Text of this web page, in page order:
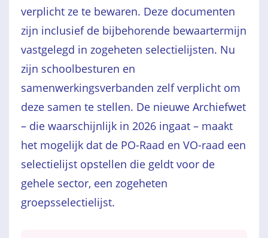
verplicht ze te bewaren. Deze documenten
zijn inclusief de bijbehorende bewaartermijn
vastgelegd in zogeheten selectielijsten. Nu
zijn schoolbesturen en
samenwerkingsverbanden zelf verplicht om
deze samen te stellen. De nieuwe Archiefwet
– die waarschijnlijk in 2026 ingaat – maakt
het mogelijk dat de PO-Raad en VO-raad een
selectielijst opstellen die geldt voor de
gehele sector, een zogeheten
groepsselectielijst.